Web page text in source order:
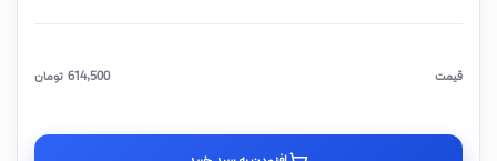
قیمت تومان 614,500